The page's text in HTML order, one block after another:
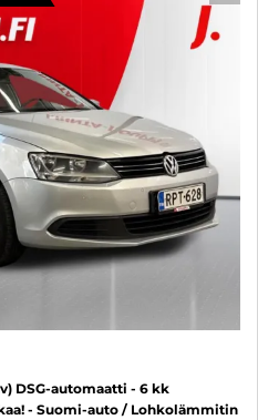
DSG-automaatti - 6 kk
- Suomi-auto / Lohkolämmitin